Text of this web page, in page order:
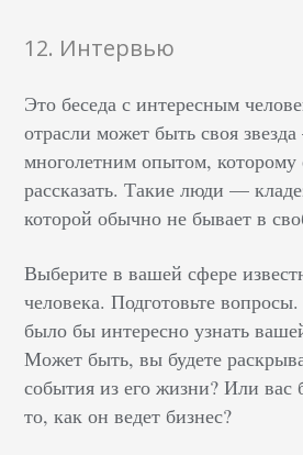
12. Интервью
Это беседа с интересным
отрасли может быть своя
многолетним опытом, которому
рассказать. Такие люди —
которой обычно не бывает в
Выберите в вашей сфере
человека. Подготовьте
было бы интересно узнать
Может быть, вы будете
события из его жизни? Или вас
то, как он ведет бизнес?